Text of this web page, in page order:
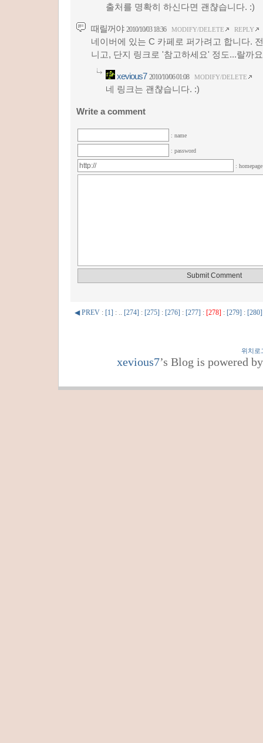
출처를 명확히 하신다면 괜챦습니다. :)
때릴꺼야 2010/10/03 18:36 MODIFY/DELETE REPLY
네이버에 있는 C 카페로 퍼가려고 합니다.
니고, 단지 링크로 '참고하세요' 정도...랄까
xevious7 2010/10/06 01:08 MODIFY/DELETE
네 링크는 괜챦습니다. :)
Write a comment
: name
: password
:
◀ PREV : [1] : .. [274] : [275] : [276] : [277] : [278] : [279] : [280]
위치로
xevious7’s Blog is powered